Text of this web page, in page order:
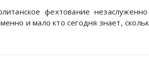
фехтование
и мало кто сегодня знает,